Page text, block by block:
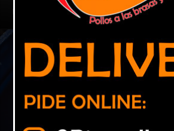
Región